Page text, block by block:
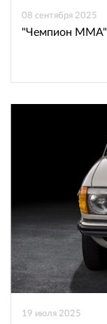
08 сентября 2025
"Чемпион ММА"
19 июля 2025